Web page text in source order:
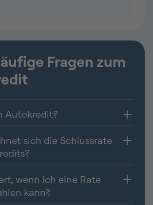
Fragen zum
Autokredit?
sich die Schlussrate
wenn ich eine Rate
kann?